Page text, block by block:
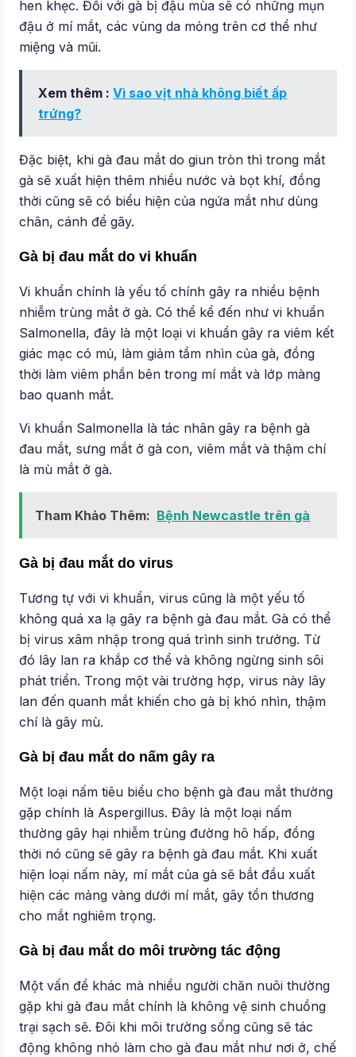
hen khẹc. Đối với gà bị đậu mùa sẽ có những mụn
đậu ở mí mắt, các vùng da mỏng trên cơ thể như
miệng và mũi.
Xem thêm :Vì sao vịt nhà không biết ấp
trứng?
Đặc biệt, khi gà đau mắt do giun tròn thì trong mắt
gà sẽ xuất hiện thêm nhiều nước và bọt khí, đồng
thời cũng sẽ có biểu hiện của ngứa mắt như dùng
chân, cánh để gãy.
Gà bị đau mắt do vi khuẩn
Vi khuẩn chính là yếu tố chính gây ra nhiều bệnh
nhiễm trùng mắt ở gà. Có thể kể đến như vi khuẩn
Salmonella, đây là một loại vi khuẩn gây ra viêm kết
giác mạc có mủ, làm giảm tầm nhìn của gà, đồng
thời làm viêm phần bên trong mí mắt và lớp màng
bao quanh mắt.
Vi khuẩn Salmonella là tác nhân gây ra bệnh gà
đau mắt, sưng mắt ở gà con, viêm mắt và thậm chí
là mù mắt ở gà.
Tham Khảo Thêm: Bệnh Newcastle trên gà
Gà bị đau mắt do virus
Tương tự với vi khuẩn, virus cũng là một yếu tố
không quá xa lạ gây ra bệnh gà đau mắt. Gà có thể
bị virus xâm nhập trong quá trình sinh trưởng. Từ
đó lây lan ra khắp cơ thể và không ngừng sinh sôi
phát triển. Trong một vài trường hợp, virus này lây
lan đến quanh mắt khiến cho gà bị khó nhìn, thậm
chí là gây mù.
Gà bị đau mắt do nấm gây ra
Một loại nấm tiêu biểu cho bệnh gà đau mắt thường
gặp chính là Aspergillus. Đây là một loại nấm
thường gây hại nhiễm trùng đường hô hấp, đồng
thời nó cũng sẽ gây ra bệnh gà đau mắt. Khi xuất
hiện loại nấm này, mí mắt của gà sẽ bắt đầu xuất
hiện các mảng vàng dưới mí mắt, gây tổn thương
cho mắt nghiêm trọng.
Gà bị đau mắt do môi trường tác động
Một vấn đề khác mà nhiều người chăn nuôi thường
gặp khi gà đau mắt chính là không vệ sinh chuồng
trại sạch sẽ. Đôi khi môi trường sống cũng sẽ tác
động không nhỏ làm cho gà đau mắt như nơi ở, chế